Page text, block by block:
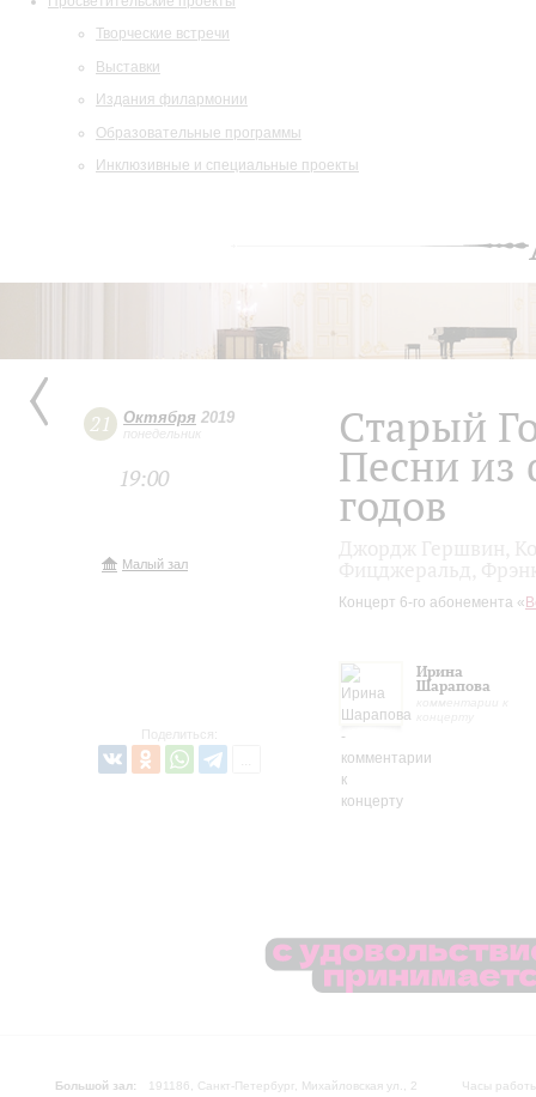
Творческие встречи
Выставки
Издания филармонии
Образовательные программы
Инклюзивные и специальные проекты
21 Октября 2019
понедельник
19:00
Малый зал
Поделиться:
Старый
Песни из
годов
Концерт 6-го абонемента «
Ирина
Шарапова
Большой зал:
191186, Санкт-Петербург, Михайловская ул., 2
Часы